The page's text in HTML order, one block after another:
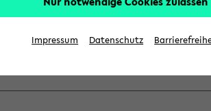
Anmeldenamen und Ihrem Passwort an:
Impressum Datenschutz